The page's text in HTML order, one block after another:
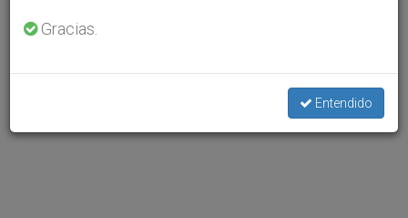
Gracias.
Entendido